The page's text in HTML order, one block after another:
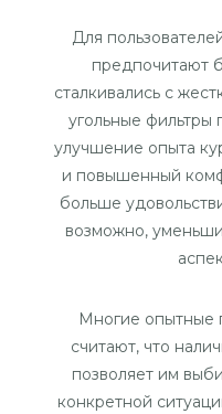
Для
предпочитают
сталкивались с
угольные
улучшение опыта
и повышенный
больше
возможно,
Многие опытные
считают, что
позволяет им
конкретной